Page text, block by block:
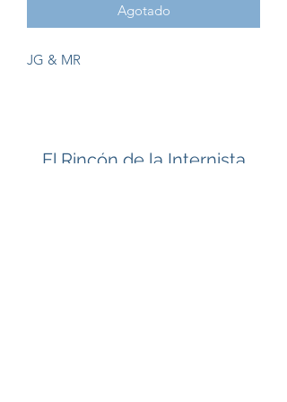
Agotado
JG & MR
El Rincón de la Internista